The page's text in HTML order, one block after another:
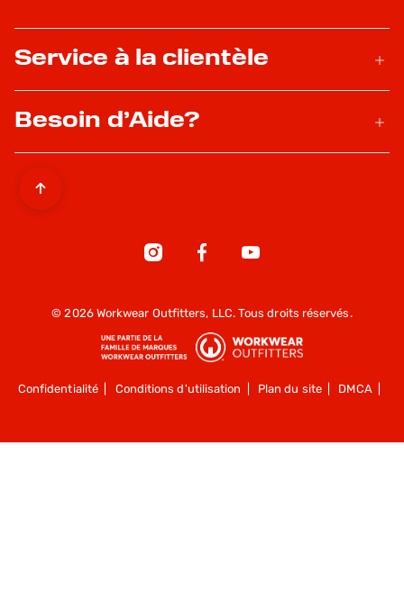
Service à la clientèle
Besoin d’Aide?
© 2026 Workwear Outfitters, LLC. Tous droits réservés.
Confidentialité Conditions d'utilisation Plan du site| DMCA